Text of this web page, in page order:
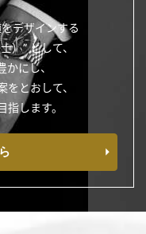
デザインする
）” として、
にし、
とおして、
します。